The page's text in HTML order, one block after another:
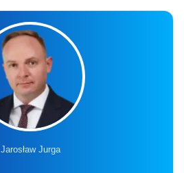
Jarosław Jurga